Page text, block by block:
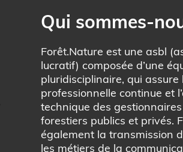
Qui sommes-
Forêt.Nature est une asbl
lucratif) composée d’une
pluridisciplinaire, qui
professionnelle continue et
technique des
forestiers publics et privés.
également la transmission
les métiers de la